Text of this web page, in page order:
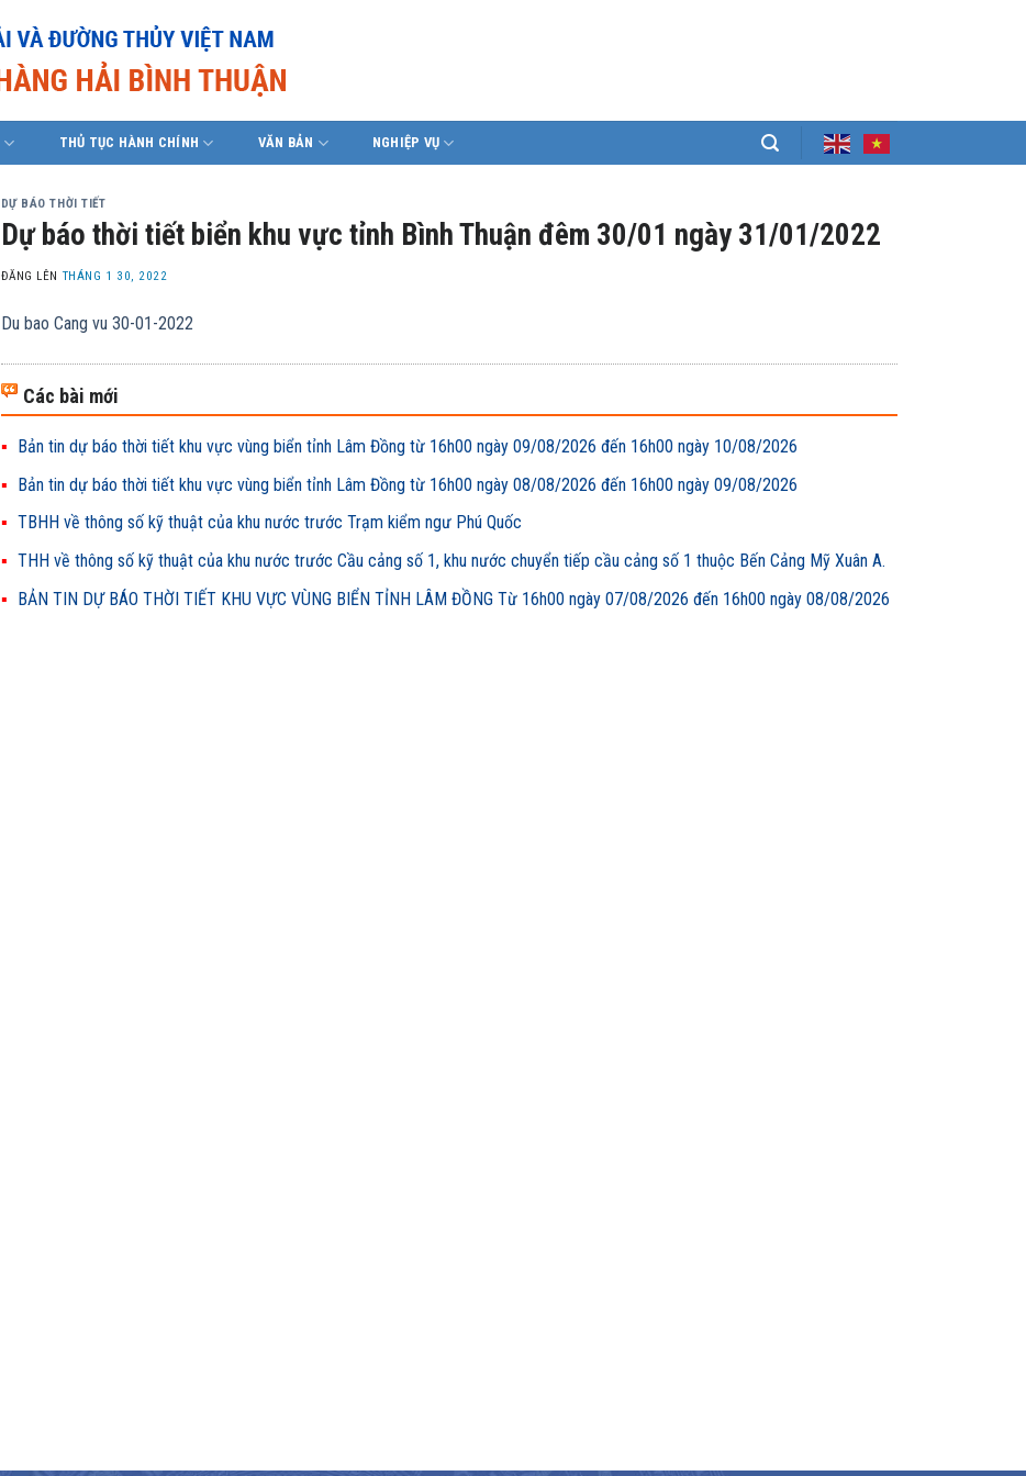
THỦ TỤC HÀNH CHÍNH VĂN BẢN NGHIỆP VỤ
DỰ BÁO THỜI TIẾT
Dự báo thời tiết biển khu vực tỉnh Bình Thuận đêm 30/01 ngày 31/01/2022
ĐĂNG LÊN THÁNG 1 30, 2022
Du bao Cang vu 30-01-2022
Các bài mới
Bản tin dự báo thời tiết khu vực vùng biển tỉnh Lâm Đồng từ 16h00 ngày 09/08/2026 đến 16h00 ngày 10/08/2026
Bản tin dự báo thời tiết khu vực vùng biển tỉnh Lâm Đồng từ 16h00 ngày 08/08/2026 đến 16h00 ngày 09/08/2026
TBHH về thông số kỹ thuật của khu nước trước Trạm kiểm ngư Phú Quốc
THH về thông số kỹ thuật của khu nước trước Cầu cảng số 1, khu nước chuyển tiếp cầu cảng số 1 thuộc Bến Cảng Mỹ Xuân A.
BẢN TIN DỰ BÁO THỜI TIẾT KHU VỰC VÙNG BIỂN TỈNH LÂM ĐỒNG Từ 16h00 ngày 07/08/2026 đến 16h00 ngày 08/08/2026